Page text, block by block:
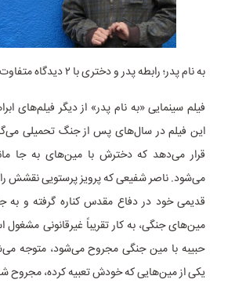
به نام پدر؛ رابطه پدر و دختری با ۲ دیدگاه متفاوت
فیلم سینمایی «به نام پدر» از دیگر فیلم‌های
این فیلم در سال‌های پس از جنگ تحمیلی
قرار می‌دهد که دخترش با مین‌های به جا
می‌شود. ناصر شفیعی که پرویز پرستویی نقشش
قدیمی خود در دفاع مقدس کناره گرفته و
مین‌های جنگی، به کار تقریباً غیرقانونی
حبیبه با مین جنگی مجروح می‌شود، متوجه
یکی از مین‌هایی که خودش تعبیه کرده، مجروح